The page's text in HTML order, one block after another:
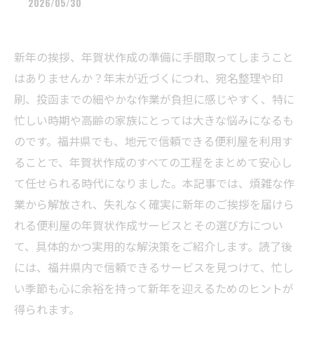
2026/05/30
新年の挨拶、年賀状作成の準備に手間取ってしまうこと
はありませんか？年末が近づくにつれ、宛名整理や印
刷、投函までの細やかな作業が負担に感じやすく、特に
忙しい時期や高齢の家族にとっては大きな悩みになるも
のです。福井県でも、地元で信頼できる便利屋を利用す
ることで、年賀状作成のすべての工程をまとめて安心し
て任せられる時代になりました。本記事では、煩雑な作
業から解放され、失礼なく確実に新年のご挨拶を届けら
れる便利屋の年賀状作成サービスとその選び方につい
て、具体的かつ実用的な解決策をご紹介します。読了後
には、福井県内で信頼できるサービスを見つけて、忙し
い季節も心に余裕を持って新年を迎えるためのヒントが
得られます。